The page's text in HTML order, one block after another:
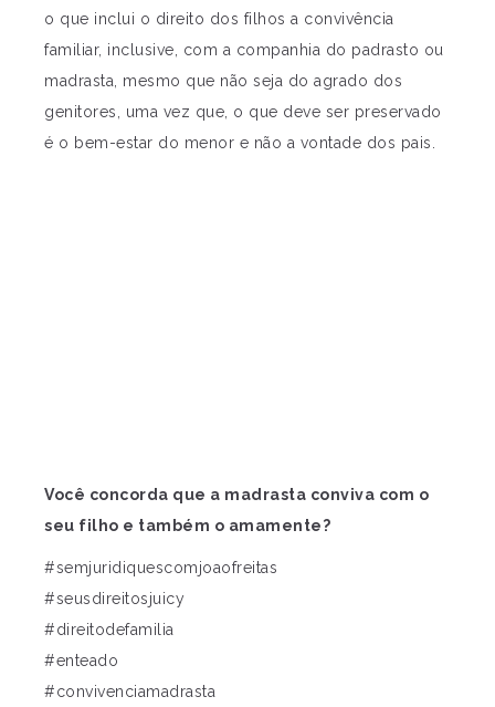
o que inclui o direito dos filhos a convivência
familiar, inclusive, com a companhia do padrasto ou
madrasta, mesmo que não seja do agrado dos
genitores, uma vez que, o que deve ser preservado
é o bem-estar do menor e não a vontade dos pais.
Você concorda que a madrasta conviva com o
seu filho e também o amamente?
#semjuridiquescomjoaofreitas
#seusdireitosjuicy
#direitodefamilia
#enteado
#convivenciamadrasta